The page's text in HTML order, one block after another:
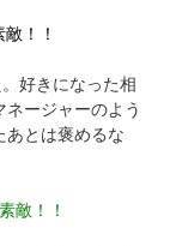
！！
好きになった相
ージャーのよう
あとは褒めるな
敵！！